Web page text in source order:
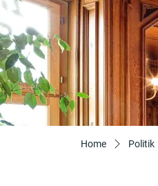
Home Politik